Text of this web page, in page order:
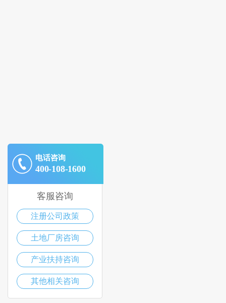
电话咨询
400-108-1600
客服咨询
注册公司政策
土地厂房咨询
产业扶持咨询
其他相关咨询